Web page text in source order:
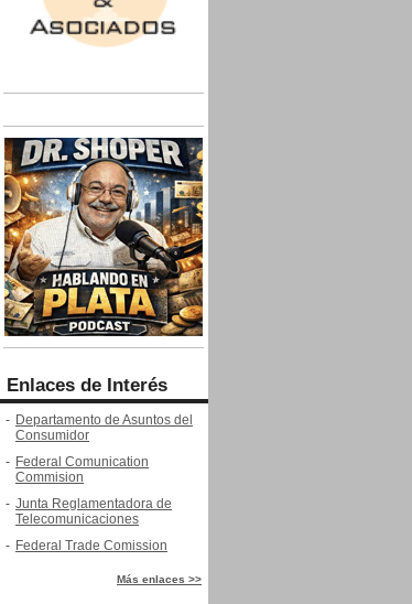
Enlaces de Interés
- Departamento de Asuntos del
Consumidor
- Federal Comunication
Commision
- Junta Reglamentadora de
Telecomunicaciones
- Federal Trade Comission
Más enlaces >>